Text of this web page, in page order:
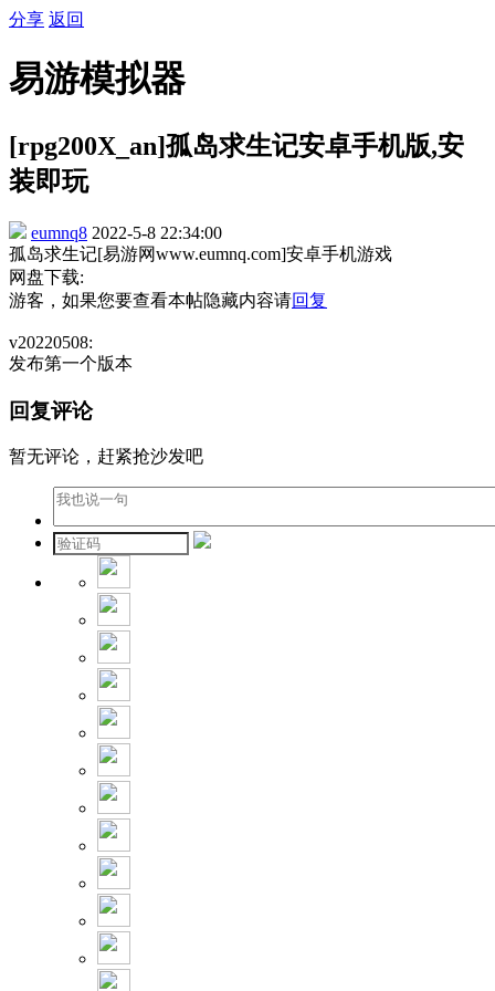
分享 返回
易游模拟器
[rpg200X_an]孤岛求生记安卓手机版,安
装即玩
eumnq8 2022-5-8 22:34:00
孤岛求生记[易游网www.eumnq.com]安卓手机游戏
网盘下载:
游客，如果您要查看本帖隐藏内容请回复
v20220508:
发布第一个版本
回复评论
暂无评论，赶紧抢沙发吧